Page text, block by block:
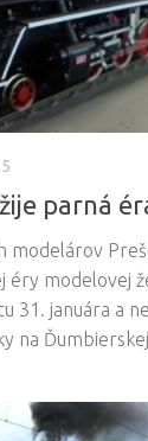
parná
modelárov
éry modelovej
31. januára a
na